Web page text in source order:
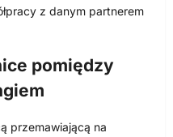
z danym partnerem
pomiędzy
przemawiającą na